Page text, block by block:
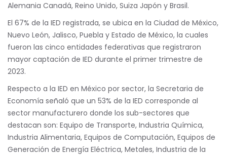
Alemania Canadá, Reino Unido, Suiza Japón y Brasil.
El 67% de la IED registrada, se ubica en la Ciudad de México,
Nuevo León, Jalisco, Puebla y Estado de México, la cuales
fueron las cinco entidades federativas que registraron
mayor captación de IED durante el primer trimestre de
2023.
Respecto a la IED en México por sector, la Secretaria de
Economía señaló que un 53% de la IED corresponde al
sector manufacturero donde los sub-sectores que
destacan son: Equipo de Transporte, Industria Química,
Industria Alimentaria, Equipos de Computación, Equipos de
Generación de Energía Eléctrica, Metales, Industria de la